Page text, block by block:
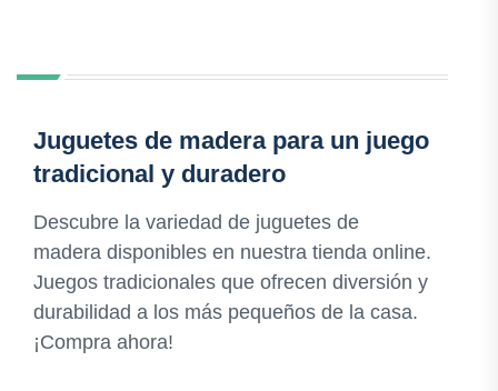
Juguetes de madera para un juego
tradicional y duradero
Descubre la variedad de juguetes de
madera disponibles en nuestra tienda online.
Juegos tradicionales que ofrecen diversión y
durabilidad a los más pequeños de la casa.
¡Compra ahora!